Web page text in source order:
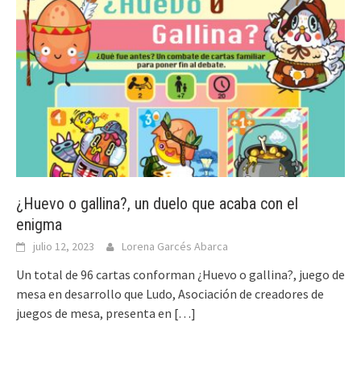
¿Huevo o gallina?, un duelo que acaba con el
enigma
julio 12, 2023 Lorena Garcés Abarca
Un total de 96 cartas conforman ¿Huevo o gallina?, juego de
mesa en desarrollo que Ludo, Asociación de creadores de
juegos de mesa, presenta en […]